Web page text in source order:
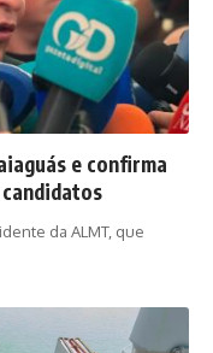
e confirma
da ALMT, que